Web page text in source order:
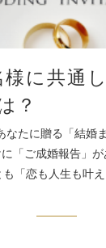
様に共通
？
なたに贈る「結婚
「ご成婚報告」
「恋も人生も叶